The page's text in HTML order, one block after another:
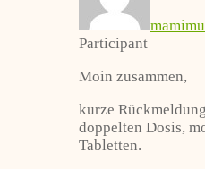
mamimu
Participant
Moin zusammen,
kurze
doppelten Dosis,
Tabletten.